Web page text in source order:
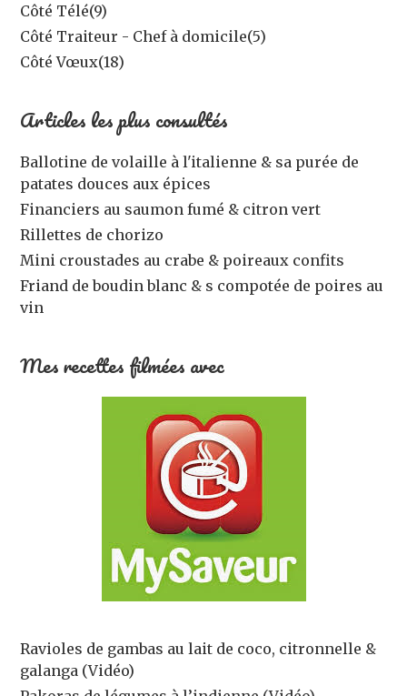
Côté Télé(9)
Côté Traiteur - Chef à domicile(5)
Côté Vœux(18)
Articles les plus consultés
Ballotine de volaille à l'italienne & sa purée de
patates douces aux épices
Financiers au saumon fumé & citron vert
Rillettes de chorizo
Mini croustades au crabe & poireaux confits
Friand de boudin blanc & s compotée de poires au
vin
Mes recettes filmées avec
Ravioles de gambas au lait de coco, citronnelle &
galanga (Vidéo)